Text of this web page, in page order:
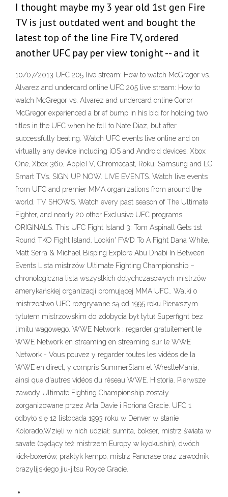
I thought maybe my 3 year old 1st gen Fire
TV is just outdated went and bought the
latest top of the line Fire TV, ordered
another UFC pay per view tonight -- and it
10/07/2013 UFC 205 live stream: How to watch McGregor vs.
Alvarez and undercard online UFC 205 live stream: How to
watch McGregor vs. Alvarez and undercard online Conor
McGregor experienced a brief bump in his bid for holding two
titles in the UFC when he fell to Nate Diaz, but after
successfully beating. Watch UFC events live online and on
virtually any device including iOS and Android devices, Xbox
One, Xbox 360, AppleTV, Chromecast, Roku, Samsung and LG
Smart TVs. SIGN UP NOW. LIVE EVENTS. Watch live events
from UFC and premier MMA organizations from around the
world. TV SHOWS. Watch every past season of The Ultimate
Fighter, and nearly 20 other Exclusive UFC programs.
ORIGINALS. This UFC Fight Island 3: Tom Aspinall Gets 1st
Round TKO Fight Island. Lookin' FWD To A Fight Dana White,
Matt Serra & Michael Bisping Explore Abu Dhabi In Between
Events Lista mistrzów Ultimate Fighting Championship –
chronologiczna lista wszystkich dotychczasowych mistrzów
amerykańskiej organizacji promującej MMA UFC.. Walki o
mistrzostwo UFC rozgrywane są od 1995 roku.Pierwszym
tytułem mistrzowskim do zdobycia był tytuł Superfight bez
limitu wagowego. WWE Network : regarder gratuitement le
WWE Network en streaming en streaming sur le WWE
Network - Vous pouvez y regarder toutes les vidéos de la
WWE en direct, y compris SummerSlam et WrestleMania,
ainsi que d'autres vidéos du réseau WWE. Historia. Pierwsze
zawody Ultimate Fighting Championship zostały
zorganizowane przez Arta Davie i Roriona Gracie. UFC 1
odbyło się 12 listopada 1993 roku w Denver w stanie
Kolorado.Wzięli w nich udział: sumita, bokser, mistrz świata w
savate (będący też mistrzem Europy w kyokushin), dwóch
kick-boxerów, praktyk kempo, mistrz Pancrase oraz zawodnik
brazylijskiego jiu-jitsu Royce Gracie.